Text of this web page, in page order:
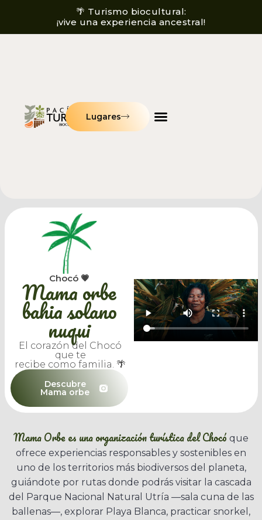
🌴 Turismo biocultural:
¡vive una experiencia ancestral!
Lugares
Chocó 💗
Mama orbe
bahia solano
nuqui
El corazón del Chocó
que te
recibe como familia. 🌴
Descubre
Mama orbe
Mama Orbe es una organización turística del Chocó que
ofrece experiencias responsables y sostenibles en
uno de los territorios más biodiversos del planeta,
guiándote por rutas donde podrás visitar la cascada
del Parque Nacional Natural Utría —sala cuna de las
ballenas—, explorar Playa Blanca, practicar snorkel,